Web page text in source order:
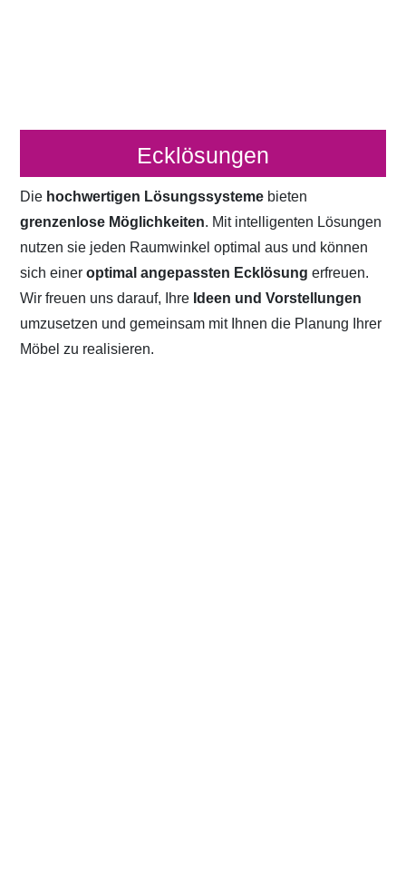
Ecklösungen
Die hochwertigen Lösungssysteme bieten
grenzenlose Möglichkeiten. Mit intelligenten Lösungen
nutzen sie jeden Raumwinkel optimal aus und können
sich eineroptimal angepassten Ecklösung erfreuen.
Wir freuen uns darauf, Ihre Ideen und Vorstellungen
umzusetzen und gemeinsam mit Ihnen die Planung Ihrer
Möbel zu realisieren.